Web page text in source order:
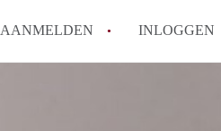
AANMELDEN INLOGGEN